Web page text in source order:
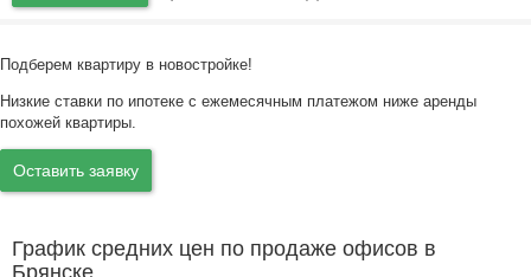
Подберем квартиру в новостройке!
Низкие ставки по ипотеке с ежемесячным платежом ниже аренды
похожей квартиры.
Оставить заявку
График средних цен по продаже офисов в
Брянске